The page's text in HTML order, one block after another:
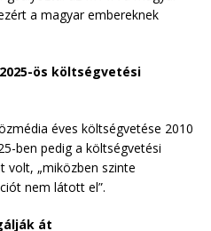
a magyar embereknek
ös költségvetési
éves költségvetése 2010
ben pedig a költségvetési
volt, „miközben szinte
nem látott el”.
át